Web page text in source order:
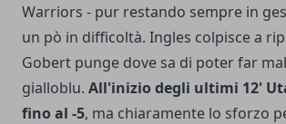
Warriors - pur restando sempre in
un pò in difficoltà. Ingles colpisce a
Gobert punge dove sa di poter far
gialloblu. All'inizio degli ultimi 12'
fino al -5, ma chiaramente lo sforzo